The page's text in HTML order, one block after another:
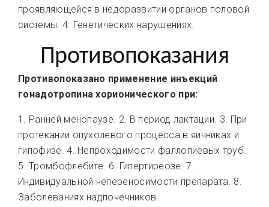
проявляющейся в недоразвитии органов половой
системы. 4. Генетических нарушениях.
Противопоказания
Противопоказано применение инъекций
гонадотропина хорионического при:
1. Ранней менопаузе. 2. В период лактации. 3. При
протекании опухолевого процесса в яичниках и
гипофизе. 4. Непроходимости фаллопиевых труб.
5. Тромбофлебите. 6. Гипертиреозе. 7.
Индивидуальной непереносимости препарата. 8.
Заболеваниях надпочечников.